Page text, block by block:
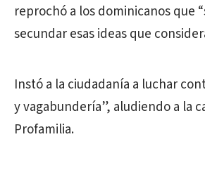
reprochó a los dominicanos que
secundar esas ideas que
Instó a la ciudadanía a luchar
y vagabundería”, aludiendo a la
Profamilia.